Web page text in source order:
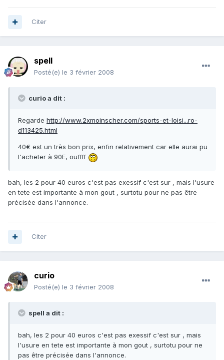
Citer
spell
Posté(e) le 3 février 2008
curio a dit :
Regarde http://www.2xmoinscher.com/sports-et-loisi...ro-
d113425.html
40€ est un très bon prix, enfin relativement car elle aurai pu
l'acheter à 90E, ouffff
bah, les 2 pour 40 euros c'est pas exessif c'est sur , mais l'usure
en tete est importante à mon gout , surtotu pour ne pas être
précisée dans l'annonce.
Citer
curio
Posté(e) le 3 février 2008
spell a dit :
bah, les 2 pour 40 euros c'est pas exessif c'est sur , mais
l'usure en tete est importante à mon gout , surtotu pour ne
pas être précisée dans l'annonce.